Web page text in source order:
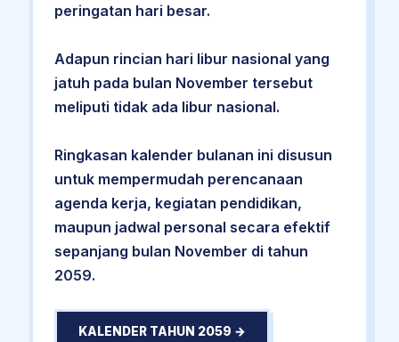
peringatan hari besar.
Adapun rincian hari libur nasional yang
jatuh pada bulan November tersebut
meliputi tidak ada libur nasional.
Ringkasan kalender bulanan ini disusun
untuk mempermudah perencanaan
agenda kerja, kegiatan pendidikan,
maupun jadwal personal secara efektif
sepanjang bulan November di tahun
2059.
KALENDER TAHUN 2059 →